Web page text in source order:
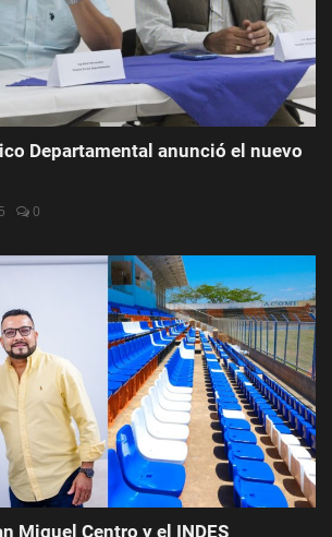
Departamental anunció el nuevo
0
Miguel Centro y el INDES